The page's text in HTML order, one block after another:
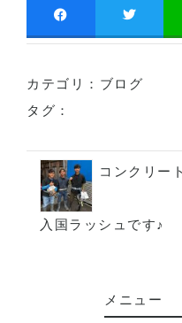
カテゴリ： ブログ
タグ：
コンクリー
入国ラッシュです♪
メニュー